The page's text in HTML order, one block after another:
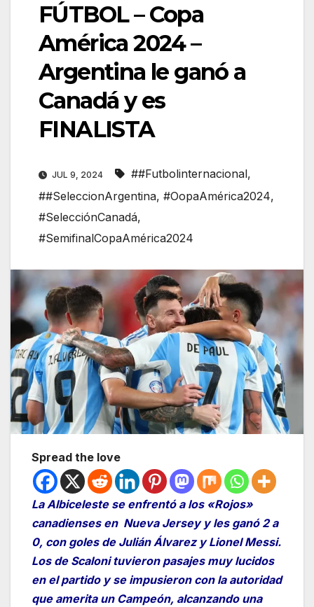
FÚTBOL – Copa
América 2024 –
Argentina le ganó a
Canadá y es
FINALISTA
JUL 9, 2024 ##Futbolinternacional,
##SeleccionArgentina, #OopaAmérica2024,
#SelecciónCanadá,
#SemifinalCopaAmérica2024
Spread the love
La Albiceleste se enfrentó a los «Rojos»
canadienses en Nueva Jersey y les ganó 2 a
0, con goles de Julián Álvarez y Lionel Messi.
Los de Scaloni tuvieron pasajes muy lucidos
en el partido y se impusieron con la autoridad
que amerita un Campeón, alcanzando una